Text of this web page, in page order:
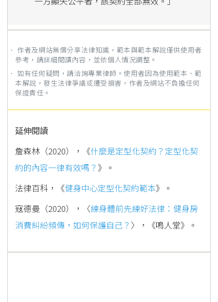
． 作者及網站無償分享法律知識，範本與範本解說僅供使用者
參考，請詳細閱讀內容，並依個人情況調整。
． 如有任何疑問，請洽詢專業律師。使用者因為使用範本、範
本解說，發生法律爭議或遭受損害，作者及網站不負擔任何
保證責任。
延伸閱讀
詹森林（2020），《什麼是定型化契約？定型化契
約的內容一律有效嗎？ 》。
法律百科，《健身中心定型化契約範本》。
寇德曼（2020），〈練身體前先練好法律：健身房
消費糾紛頻傳，如何保護自己？ 〉，《鳴人堂》。